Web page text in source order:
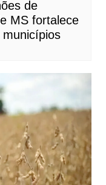
de
MS fortalece